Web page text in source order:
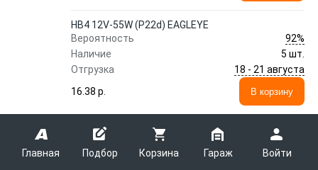
Главная Подбор Корзина Гараж Войти
HB4 12V-55W (P22d) EAGLEYE
Вероятность
92%
Наличие
5 шт.
Отгрузка
18 - 21 августа
16.38 p.
В корзину
Автолампа EAGLE EYES E7121